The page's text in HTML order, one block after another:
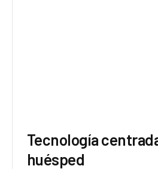
Tecnología
huésped